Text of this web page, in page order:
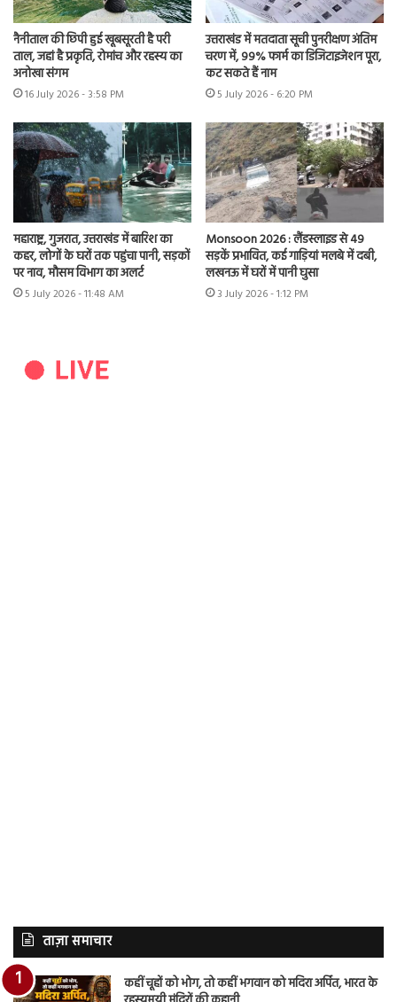
नैनीताल की छिपी हुई खूबसूरती है परी
ताल, जहां है प्रकृति, रोमांच और रहस्य का
अनोखा संगम
16 July 2026 - 3:58 PM
उत्तराखंड में मतदाता सूची पुनरीक्षण अंतिम
चरण में, 99% फार्म का डिजिटाइजेशन पूरा,
कट सकते हैं नाम
5 July 2026 - 6:20 PM
महाराष्ट्र, गुजरात, उत्तराखंड में बारिश का
कहर, लोगों के घरों तक पहुंचा पानी, सड़कों
पर नाव, मौसम विभाग का अलर्ट
5 July 2026 - 11:48 AM
Monsoon 2026 : लैंडस्लाइड से 49
सड़कें प्रभावित, कई गाड़ियां मलबे में दबी,
लखनऊ में घरों में पानी घुसा
3 July 2026 - 1:12 PM
ताज़ा समाचार
कहीं चूहों को भोग, तो कहीं भगवान को मदिरा अर्पित, भारत के